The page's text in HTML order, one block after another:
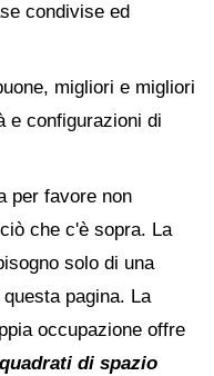
condivise ed
migliori e migliori
e configurazioni di
per favore non
che c'è sopra. La
solo di una
pagina. La
occupazione offre
di spazio